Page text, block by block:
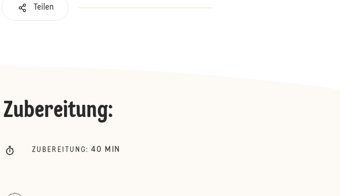
Teilen
Zubereitung:
ZUBEREITUNG : 40 MIN